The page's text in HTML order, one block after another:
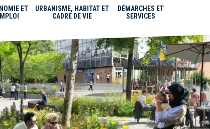
ET
URBANISME, HABITAT ET
CADRE DE VIE
DÉMARCHES ET
SERVICES
A= A- A+